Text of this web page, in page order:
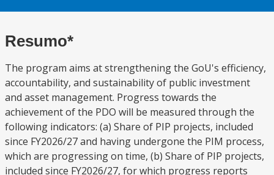
Resumo*
The program aims at strengthening the GoU's efficiency,
accountability, and sustainability of public investment
and asset management. Progress towards the
achievement of the PDO will be measured through the
following indicators: (a) Share of PIP projects, included
since FY2026/27 and having undergone the PIM process,
which are progressing on time, (b) Share of PIP projects,
included since FY2026/27, for which progress reports